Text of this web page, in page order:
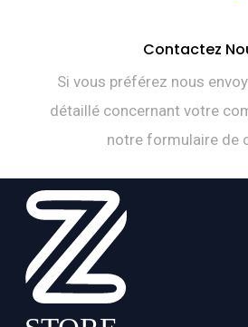
Contactez
Si vous préférez nous
détaillé concernant votre
notre formulaire de